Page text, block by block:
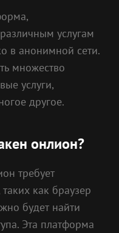
услугам
в анонимной сети.
множество
услуги,
другое.
онлион?
требует
как браузер
будет найти
Эта платформа